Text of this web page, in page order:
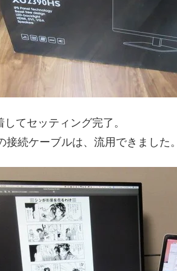
てセッティング完了。
接続ケーブルは、流用できました